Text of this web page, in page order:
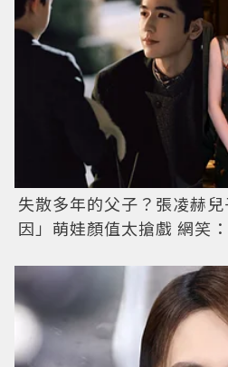
失散多年的父子？張凌赫
因」萌娃顏值太搶戲 網笑